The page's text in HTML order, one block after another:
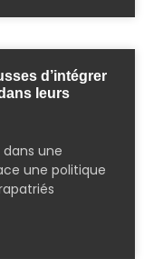
d’intégrer
leurs
une
une politique